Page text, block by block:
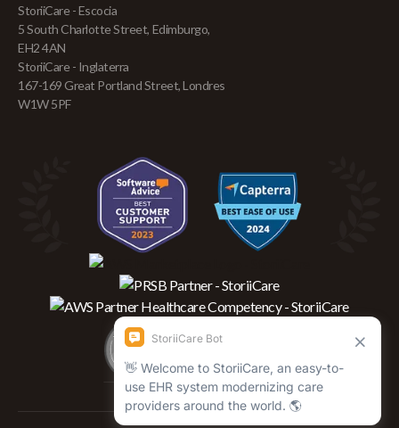
StoriiCare - Escocia
5 South Charlotte Street, Edimburgo,
EH2 4AN
StoriiCare - Inglaterra
167-169 Great Portland Street, Londres
W1W 5PF